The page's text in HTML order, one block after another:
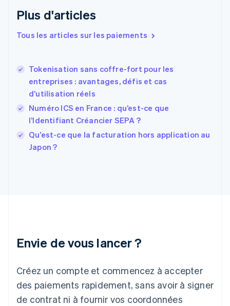
Plus d'articles
Tous les articles sur les paiements
Tokenisation sans coffre-fort pour les
entreprises : avantages, défis et cas
d’utilisation réels
Numéro ICS en France : qu’est-ce que
l’Identifiant Créancier SEPA ?
Qu’est-ce que la facturation hors application au
Japon ?
Envie de vous lancer ?
Créez un compte et commencez à accepter
des paiements rapidement, sans avoir à signer
de contrat ni à fournir vos coordonnées
Espagne
Estonie
EnglishEspañol简体中文
Finlande
EnglishSvenska
FrançaisEnglish
Gibraltar
English
Grèce
English
Japon
Lettonie
English
Liechtenstein
DeutschEnglish